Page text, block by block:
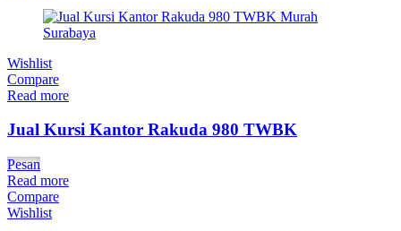
Wishlist
Compare
Read more
Jual Kursi Kantor Rakuda 980 TWBK
Pesan
Read more
Compare
Wishlist